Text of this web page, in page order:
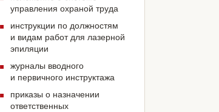
управления охраной труда
инструкции по должностям
и видам работ для лазерной
эпиляции
журналы вводного
и первичного инструктажа
приказы о назначении
ответственных